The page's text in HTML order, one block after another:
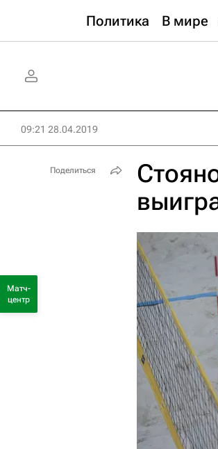
Политика В мире
09:21 28.04.2019
Поделиться
Матч-
центр